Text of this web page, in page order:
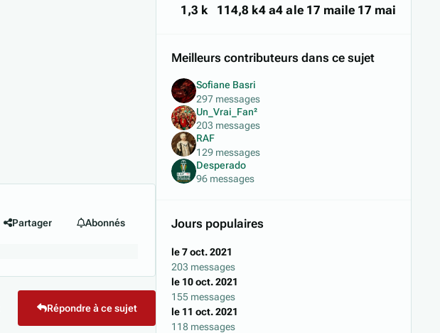
Partager Abonnés
Répondre à ce sujet
1,3 k 114,8 k4 a4 ale 17 maile 17 mai
Meilleurs contributeurs dans ce sujet
Sofiane Basri
297 messages
Un_Vrai_Fan²
203 messages
RAF
129 messages
Desperado
96 messages
Jours populaires
le 7 oct. 2021
203 messages
le 10 oct. 2021
155 messages
le 11 oct. 2021
118 messages